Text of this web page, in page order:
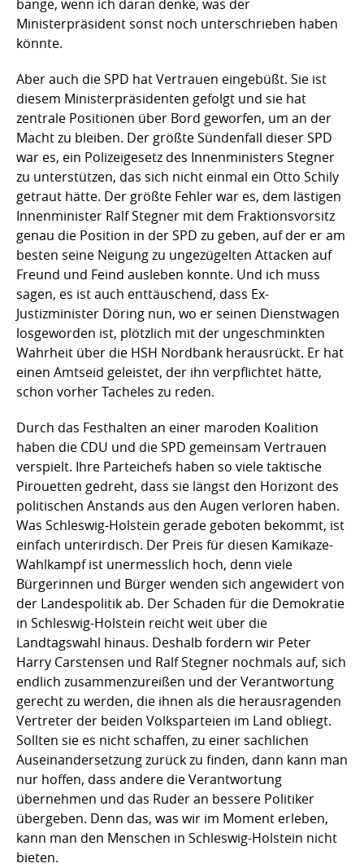
bange, wenn ich daran denke, was der
Ministerpräsident sonst noch unterschrieben haben
könnte.
Aber auch die SPD hat Vertrauen eingebüßt. Sie ist
diesem Ministerpräsidenten gefolgt und sie hat
zentrale Positionen über Bord geworfen, um an der
Macht zu bleiben. Der größte Sündenfall dieser SPD
war es, ein Polizeigesetz des Innenministers Stegner
zu unterstützen, das sich nicht einmal ein Otto Schily
getraut hätte. Der größte Fehler war es, dem lästigen
Innenminister Ralf Stegner mit dem Fraktionsvorsitz
genau die Position in der SPD zu geben, auf der er am
besten seine Neigung zu ungezügelten Attacken auf
Freund und Feind ausleben konnte. Und ich muss
sagen, es ist auch enttäuschend, dass Ex-
Justizminister Döring nun, wo er seinen Dienstwagen
losgeworden ist, plötzlich mit der ungeschminkten
Wahrheit über die HSH Nordbank herausrückt. Er hat
einen Amtseid geleistet, der ihn verpflichtet hätte,
schon vorher Tacheles zu reden.
Durch das Festhalten an einer maroden Koalition
haben die CDU und die SPD gemeinsam Vertrauen
verspielt. Ihre Parteichefs haben so viele taktische
Pirouetten gedreht, dass sie längst den Horizont des
politischen Anstands aus den Augen verloren haben.
Was Schleswig-Holstein gerade geboten bekommt, ist
einfach unterirdisch. Der Preis für diesen Kamikaze-
Wahlkampf ist unermesslich hoch, denn viele
Bürgerinnen und Bürger wenden sich angewidert von
der Landespolitik ab. Der Schaden für die Demokratie
in Schleswig-Holstein reicht weit über die
Landtagswahl hinaus. Deshalb fordern wir Peter
Harry Carstensen und Ralf Stegner nochmals auf, sich
endlich zusammenzureißen und der Verantwortung
gerecht zu werden, die ihnen als die herausragenden
Vertreter der beiden Volksparteien im Land obliegt.
Sollten sie es nicht schaffen, zu einer sachlichen
Auseinandersetzung zurück zu finden, dann kann man
nur hoffen, dass andere die Verantwortung
übernehmen und das Ruder an bessere Politiker
übergeben. Denn das, was wir im Moment erleben,
kann man den Menschen in Schleswig-Holstein nicht
bieten.